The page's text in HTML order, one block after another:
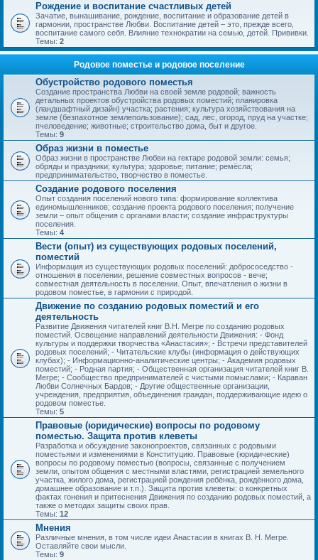
Рождение и воспитание счастливых детей
Зачатие, вынашивание, рождение, воспитание и образование детей в
гармонии, пространстве Любви. Воспитание детей – это, прежде всего,
воспитание самого себя. Влияние технократии на семью, детей. Прививки.
Темы: 2
Родовое поместье и родовое поселение
Обустройство родового поместья
Создание пространства Любви на своей земле родовой; важность
детальных проектов обустройства родовых поместий; планировка
(ландшафтный дизайн) участка; растения; культура хозяйствования на
земле (безпахотное землепользование); сад, лес, огород, пруд на участке;
пчеловедение; животные; строительство дома, быт и другое.
Темы: 9
Образ жизни в поместье
Образ жизни в пространстве Любви на гектаре родовой земли: семья;
обряды и праздники; культура; здоровье; питание; ремёсла;
предпринимательство, творчество в поместье.
Создание родового поселения
Опыт создания поселений нового типа: формирование коллектива
единомышленников; создание проекта родового поселения; получение
земли – опыт общения с органами власти; создание инфраструктуры
поселения.
Темы: 4
Вести (опыт) из существующих родовых поселений,
поместий
Информация из существующих родовых поселений: добрососедство -
отношения в поселении, решение совместных вопросов - вече;
совместная деятельность в поселении. Опыт, впечатления о жизни в
родовом поместье, в гармонии с природой.
Движение по созданию родовых поместий и его
деятельность
Развитие Движения читателей книг В.Н. Мегре по созданию родовых
поместий. Освещение направлений деятельности Движения: - Фонд
культуры и поддержки творчества «Анастасия»; - Встречи представителей
родовых поселений; - Читательские клубы (информация о действующих
клубах); - Информационно-аналитические центры; - Академия родовых
поместий; - Родная партия; - Общественная организация читателей книг В.
Мегре; - Сообщество предпринимателей с чистыми помыслами; - Караван
Любви Солнечных Бардов; - Другие общественные организации,
учреждения, предприятия, объединения граждан, поддерживающие идею о
родовом поместье.
Темы: 5
Правовые (юридические) вопросы по родовому
поместью. Защита против клеветы
Разработка и обсуждение законопроектов, связанных с родовыми
поместьями и изменениями в Конституцию. Правовые (юридические)
вопросы по родовому поместью (вопросы, связанные с получением
земли, опытом общения с местными властями, регистрацией земельного
участка, жилого дома, регистрацией рождения ребёнка, рождённого дома,
домашнее образование и т.п.). Защита против клеветы: о конкретных
фактах гонения и притеснения Движения по созданию родовых поместий, а
также о методах защиты своих прав.
Темы: 12
Мнения
Различные мнения, в том числе идеи Анастасии в книгах В. Н. Мегре.
Оставляйте свои мысли.
Темы: 9